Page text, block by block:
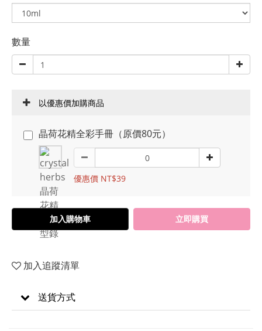
數量
以優惠價加購商品
晶荷花精全彩手冊（原價80元）
優惠價 NT$39
加入購物車 立即購買
加入追蹤清單
送貨方式